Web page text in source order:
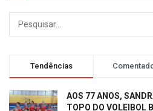
Tendências
AOS 77 ANOS,
TOPO DO VOLEIBOL